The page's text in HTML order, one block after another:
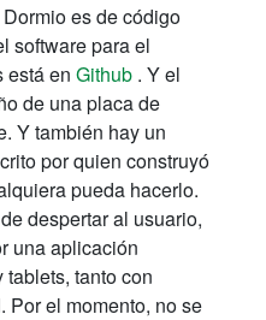
es de código
software para el
está en Github . Y el
de una placa de
Y también hay un
por quien construyó
pueda hacerlo.
despertar al usuario,
una aplicación
tanto con
Por el momento, no se